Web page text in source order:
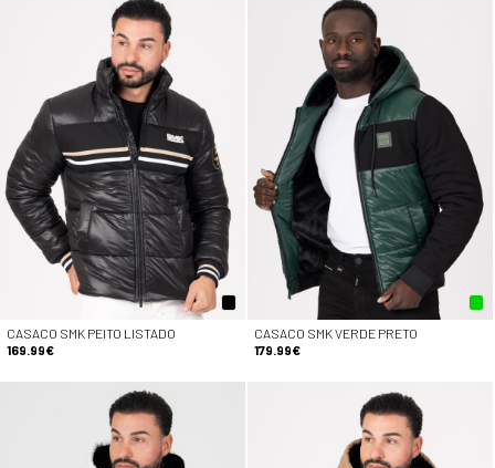
CASACO SMK PEITO LISTADO
169.99€
CASACO SMK VERDE PRETO
179.99€